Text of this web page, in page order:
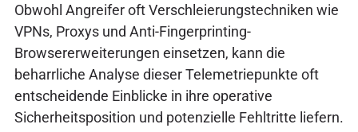
Obwohl Angreifer oft Verschleierungstechniken wie
VPNs, Proxys und Anti-Fingerprinting-
Browsererweiterungen einsetzen, kann die
beharrliche Analyse dieser Telemetriepunkte oft
entscheidende Einblicke in ihre operative
Sicherheitsposition und potenzielle Fehltritte liefern.